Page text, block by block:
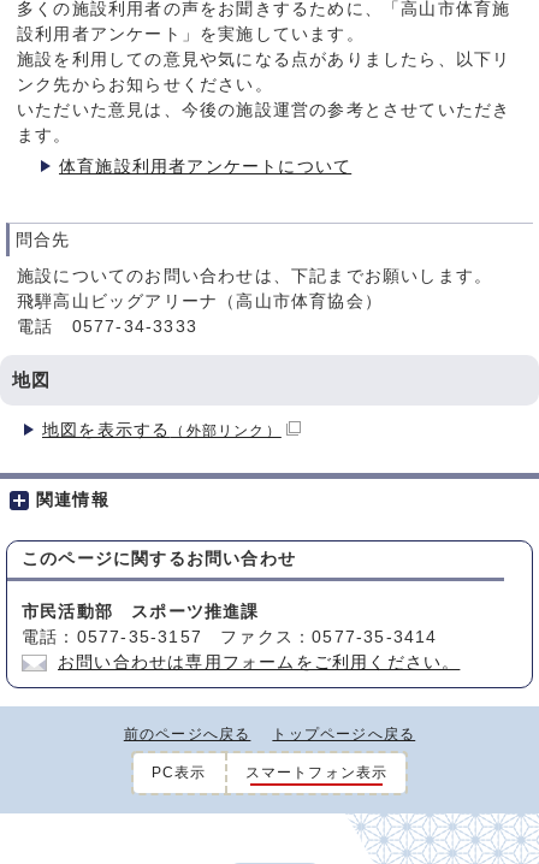
多くの施設利用者の声をお聞きするために、「高山市体育施
設利用者アンケート」を実施しています。
施設を利用しての意見や気になる点がありましたら、以下リ
ンク先からお知らせください。
いただいた意見は、今後の施設運営の参考とさせていただき
ます。
体育施設利用者アンケートについて
問合先
施設についてのお問い合わせは、下記までお願いします。
飛騨高山ビッグアリーナ（高山市体育協会）
電話 0577-34-3333
地図
地図を表示する （外部リンク）
関連情報
このページに関する お問い合わせ
市民活動部 スポーツ推進課
電話：0577-35-3157 ファクス：0577-35-3414
お問い合わせは専用フォームをご利用ください。
前のページへ戻る トップページへ戻る
PC表示 スマートフォン表示